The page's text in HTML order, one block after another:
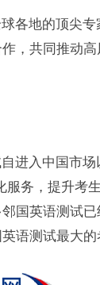
各地的顶尖
，共同推动
进入中国市场
务，提升考
国英语测试
语测试最大的